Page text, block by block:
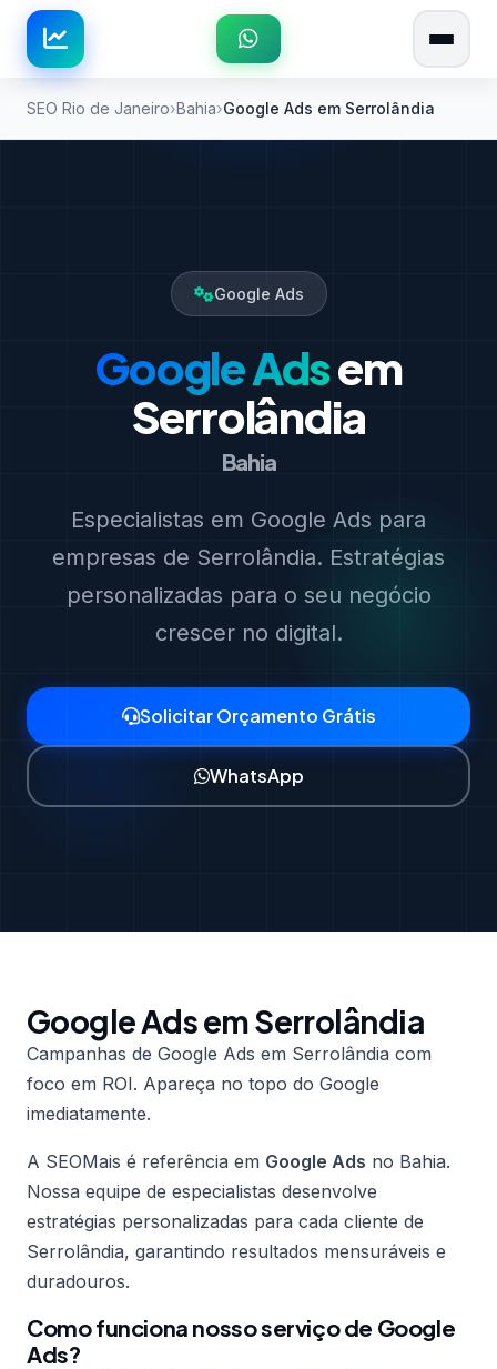
SEO Rio de Janeiro Bahia Google Ads em Serrolândia
Google Ads
Google Adsem
Serrolândia
Bahia
Especialistas em Google Ads para
empresas de Serrolândia. Estratégias
personalizadas para o seu negócio
crescer no digital.
Solicitar Orçamento Grátis
WhatsApp
Google Ads em Serrolândia
Campanhas de Google Ads em Serrolândia com
foco em ROI. Apareça no topo do Google
imediatamente.
A SEOMais é referência em Google Ads no Bahia.
Nossa equipe de especialistas desenvolve
estratégias personalizadas para cada cliente de
Serrolândia, garantindo resultados mensuráveis e
duradouros.
Como funciona nosso serviço de Google
Ads?